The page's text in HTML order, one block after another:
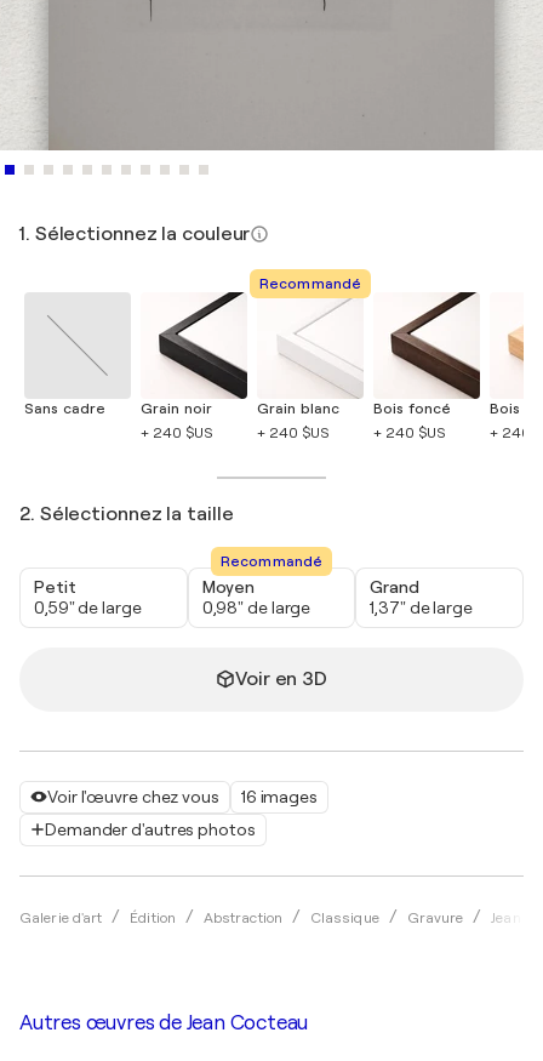
Voir l'œuvre chez vous
16 images
Demander d'autres photos
Galerie d'art Édition Abstraction Classique Gravure Jean
1. Sélectionnez la couleur
Sans cadre
Grain noir
+ 240 $US
Recommandé
Grain blanc
+ 240 $US
Bois foncé
+ 240 $US
Bois
+ 240
2. Sélectionnez la taille
Petit
0,59" de large
Recommandé
Moyen
0,98" de large
Grand
1,37" de large
Voir en 3D
Autres œuvres de Jean Cocteau